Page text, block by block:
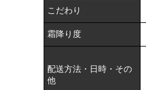
こだわり
霜降り度
配送方法・日時・その
他